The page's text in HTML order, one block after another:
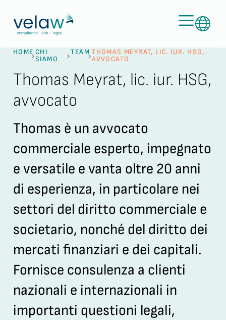
HOME CHI
SIAMO
TEAM THOMAS MEYRAT, LIC. IUR. HSG,
AVVOCATO
Thomas Meyrat, lic. iur. HSG,
avvocato
Thomas è un avvocato
commerciale esperto, impegnato
e versatile e vanta oltre 20 anni
di esperienza, in particolare nei
settori del diritto commerciale e
societario, nonché del diritto dei
mercati finanziari e dei capitali.
Fornisce consulenza a clienti
nazionali e internazionali in
importanti questioni legali,